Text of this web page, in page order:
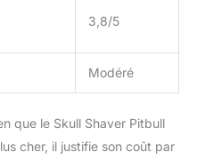
3,8/5
Modéré
que le Skull Shaver Pitbull
cher, il justifie son coût par